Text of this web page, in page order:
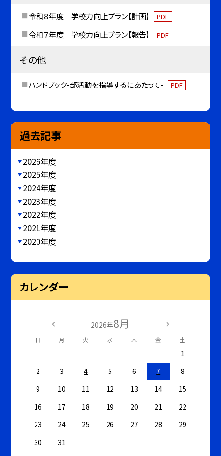
令和８年度 学校力向上プラン【計画】 PDF
令和７年度 学校力向上プラン【報告】 PDF
その他
ハンドブック-部活動を指導するにあたって- PDF
過去記事
2026年度
2025年度
2024年度
2023年度
2022年度
2021年度
2020年度
カレンダー
2026年8月
日 月 火 水 木 金 土
1
2
3 4 5 6 7
8
9
10 11 12 13 14
15
16
17 18 19 20 21
22
23
24 25 26 27 28
29
30
31